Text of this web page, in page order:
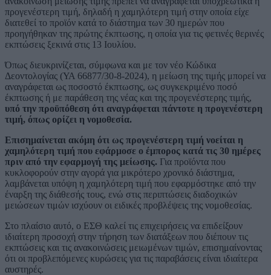
προγενέστερη τιμή, δηλαδή η χαμηλότερη τιμή στην οποία είχε
διατεθεί το προϊόν κατά το διάστημα των 30 ημερών που
προηγήθηκαν της πρώτης έκπτωσης, η οποία για τις φετινές θερινές
εκπτώσεις ξεκινά στις 13 Ιουλίου.
Όπως διευκρινίζεται, σύμφωνα και με τον νέο Κώδικα
Δεοντολογίας (ΥΑ 66877/30-8-2024), η μείωση της τιμής μπορεί να
αναγράφεται ως ποσοστό έκπτωσης, ως συγκεκριμένο ποσό
έκπτωσης ή με παράθεση της νέας και της προγενέστερης τιμής,
υπό την προϋπόθεση ότι αναγράφεται πάντοτε η προγενέστερη
τιμή, όπως ορίζει η νομοθεσία.
Επισημαίνεται ακόμη ότι ως προγενέστερη τιμή νοείται η
χαμηλότερη τιμή που εφάρμοσε ο έμπορος κατά τις 30 ημέρες
πριν από την εφαρμογή της μείωσης. Για προϊόντα που
κυκλοφορούν στην αγορά για μικρότερο χρονικό διάστημα,
λαμβάνεται υπόψη η χαμηλότερη τιμή που εφαρμόστηκε από την
έναρξη της διάθεσής τους, ενώ στις περιπτώσεις διαδοχικών
μειώσεων τιμών ισχύουν οι ειδικές προβλέψεις της νομοθεσίας.
Στο πλαίσιο αυτό, ο ΕΣΘ καλεί τις επιχειρήσεις να επιδείξουν
ιδιαίτερη προσοχή στην τήρηση των διατάξεων που διέπουν τις
εκπτώσεις και τις ανακοινώσεις μειωμένων τιμών, επισημαίνοντας
ότι οι προβλεπόμενες κυρώσεις για τις παραβάσεις είναι ιδιαίτερα
αυστηρές.